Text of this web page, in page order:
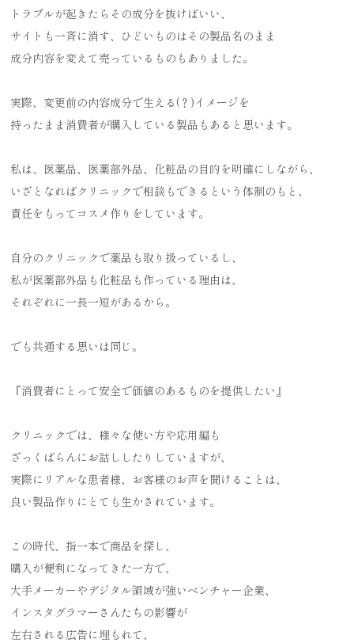
トラブルが起きたらその成分を抜けばいい、
サイトも一斉に消す、ひどいものはその製品名のまま
成分内容を変えて売っているものもありました。
実際、変更前の内容成分で生える(？)イメージを
持ったまま消費者が購入している製品もあると思います。
私は、医薬品、医薬部外品、化粧品の目的を明確にしながら、
いざとなればクリニックで相談もできるという体制のもと、
責任をもってコスメ作りをしています。
自分のクリニックで薬品も取り扱っているし、
私が医薬部外品も化粧品も作っている理由は、
それぞれに一長一短があるから。
でも共通する思いは同じ。
『消費者にとって安全で価値のあるものを提供したい』
クリニックでは、様々な使い方や応用編も
ざっくばらんにお話ししたりしていますが、
実際にリアルな患者様、お客様のお声を聞けることは、
良い製品作りにとても生かされています。
この時代、指一本で商品を探し、
購入が便利になってきた一方で、
大手メーカーやデジタル領域が強いベンチャー企業、
インスタグラマーさんたちの影響が
左右される広告に埋もれて、